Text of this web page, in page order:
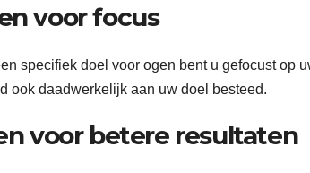
voor focus
specifiek doel voor ogen bent u gefocust op
ook daadwerkelijk aan uw doel besteed.
voor betere resultaten